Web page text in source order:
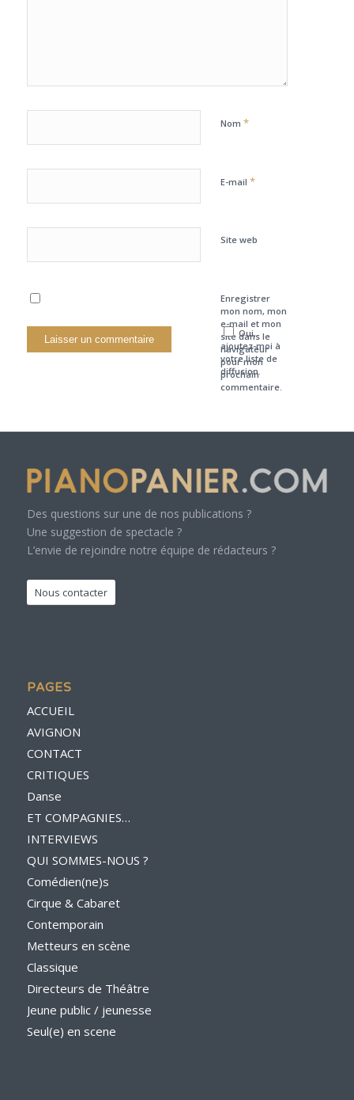
Nom *
E-mail *
Site web
Enregistrer
mon nom, mon
e-mail et mon
site dans le
navigateur
pour mon
prochain
commentaire.
Oui,
ajoutez-moi à
votre liste de
diffusion.
Des questions sur une de nos publications ?
Une suggestion de spectacle ?
L’envie de rejoindre notre équipe de rédacteurs ?
Nous contacter
PAGES
ACCUEIL
AVIGNON
CONTACT
CRITIQUES
Danse
ET COMPAGNIES…
INTERVIEWS
QUI SOMMES-NOUS ?
Comédien(ne)s
Cirque & Cabaret
Contemporain
Metteurs en scène
Classique
Directeurs de Théâtre
Jeune public / jeunesse
Seul(e) en scene